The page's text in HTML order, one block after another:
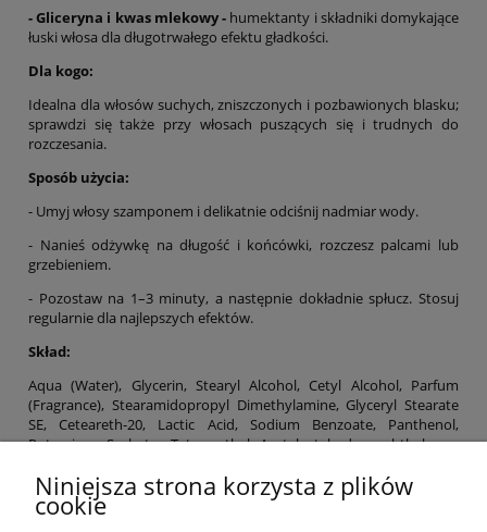
- Gliceryna i kwas mlekowy - humektanty i składniki domykające
łuski włosa dla długotrwałego efektu gładkości.
Dla kogo:
Idealna dla włosów suchych, zniszczonych i pozbawionych blasku;
sprawdzi się także przy włosach puszących się i trudnych do
rozczesania.
Sposób użycia:
- Umyj włosy szamponem i delikatnie odciśnij nadmiar wody.
- Nanieś odżywkę na długość i końcówki, rozczesz palcami lub
grzebieniem.
- Pozostaw na 1–3 minuty, a następnie dokładnie spłucz. Stosuj
regularnie dla najlepszych efektów.
Skład:
Aqua (Water), Glycerin, Stearyl Alcohol, Cetyl Alcohol, Parfum
(Fragrance), Stearamidopropyl Dimethylamine, Glyceryl Stearate
SE, Ceteareth-20, Lactic Acid, Sodium Benzoate, Panthenol,
Potassium Sorbate, Tetramethyl Acetyloctahydronaphthalenes,
Tetrasodium Glutamate Diacetate, Coumarin, Citric Acid, Paullinia
Cupana Seed Extract, Sodium Hydroxide, Tocopherol,
Niniejsza strona korzysta z plików
cookie